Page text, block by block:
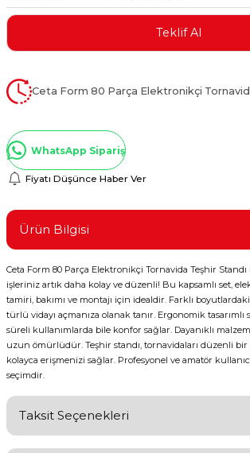
Kaplamalar
Teklif Al
Ceta Form 80 Parça Elektronikçi
WhatsApp Sipariş
Fiyatı Düşünce Haber Ver
Ürün Bilgisi
Ceta Form 80 Parça Elektronikçi Tornavida Teşhir
işleriniz artık daha kolay ve düzenli! Bu kapsamlı set,
tamiri, bakımı ve montajı için idealdir. Farklı
türlü vidayı açmanıza olanak tanır. Ergonomik tasarımlı
süreli kullanımlarda bile konfor sağlar. Dayanıklı
uzun ömürlüdür. Teşhir standı, tornavidaları düzenli bir
kolayca erişmenizi sağlar. Profesyonel ve amatör
seçimdir.
Taksit Seçenekleri